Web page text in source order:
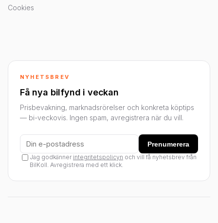
Cookies
NYHETSBREV
Få nya bilfynd i veckan
Prisbevakning, marknadsrörelser och konkreta köptips
— bi-veckovis. Ingen spam, avregistrera när du vill.
Prenumerera
Jag godkänner integritetspolicyn och vill få nyhetsbrev från
BilKoll. Avregistrera med ett klick.